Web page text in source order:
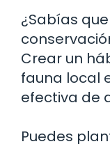
¿Sabías
Crear un
fauna local
efectiva de
Puedes